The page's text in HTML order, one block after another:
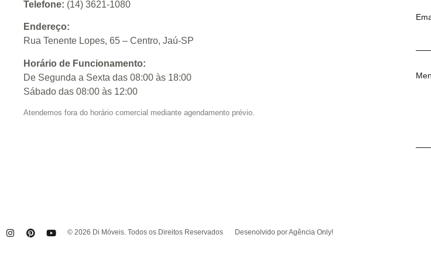
Telefone: (14) 3621-1080
Endereço:
Rua Tenente Lopes, 65 – Centro, Jaú-SP
Horário de Funcionamento:
De Segunda a Sexta das 08:00 às 18:00
Sábado das 08:00 às 12:00
Atendemos fora do horário comercial mediante agendamento prévio.
© 2026 Di Móveis. Todos os Direitos Reservados Desenolvido por Agência Only!